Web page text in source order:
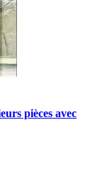
pièces avec